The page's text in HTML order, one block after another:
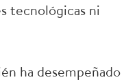
tecnológicas ni
ha desempeñado